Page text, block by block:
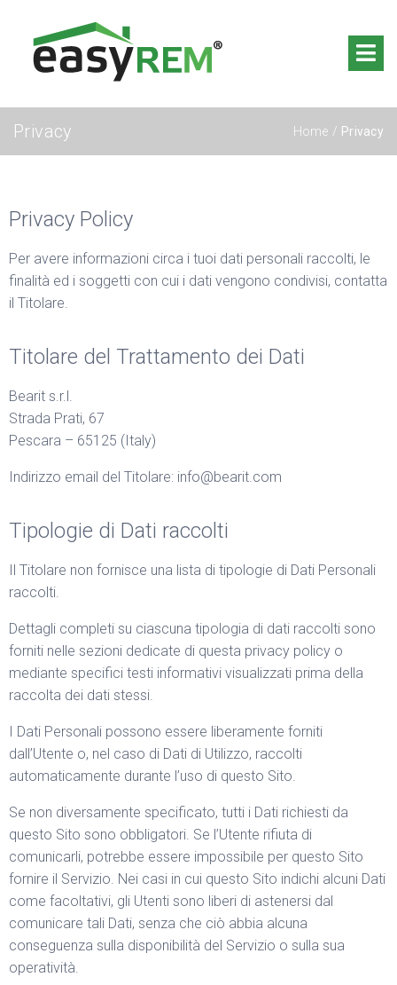
Privacy Home / Privacy
Privacy Policy
Per avere informazioni circa i tuoi dati personali raccolti, le
finalità ed i soggetti con cui i dati vengono condivisi, contatta
il Titolare.
Titolare del Trattamento dei Dati
Bearit s.r.l.
Strada Prati, 67
Pescara – 65125 (Italy)
Indirizzo email del Titolare: info@bearit.com
Tipologie di Dati raccolti
Il Titolare non fornisce una lista di tipologie di Dati Personali
raccolti.
Dettagli completi su ciascuna tipologia di dati raccolti sono
forniti nelle sezioni dedicate di questa privacy policy o
mediante specifici testi informativi visualizzati prima della
raccolta dei dati stessi.
I Dati Personali possono essere liberamente forniti
dall’Utente o, nel caso di Dati di Utilizzo, raccolti
automaticamente durante l’uso di questo Sito.
Se non diversamente specificato, tutti i Dati richiesti da
questo Sito sono obbligatori. Se l’Utente rifiuta di
comunicarli, potrebbe essere impossibile per questo Sito
fornire il Servizio. Nei casi in cui questo Sito indichi alcuni Dati
come facoltativi, gli Utenti sono liberi di astenersi dal
comunicare tali Dati, senza che ciò abbia alcuna
conseguenza sulla disponibilità del Servizio o sulla sua
operatività.